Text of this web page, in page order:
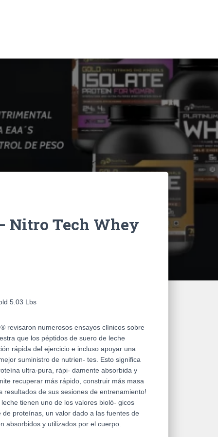
Nitro Tech Whey
5.03 Lbs
revisaron numerosos ensayos clínicos sobre
que los péptidos de suero de leche
rápida del ejercicio e incluso apoyar una
suministro de nutrien- tes. Esto significa
ultra-pura, rápi- damente absorbida y
recuperar más rápido, construir más masa
resultados de sus sesiones de entrenamiento!
tienen uno de los valores bioló- gicos
proteínas, un valor dado a las fuentes de
absorbidos y utilizados por el cuerpo.